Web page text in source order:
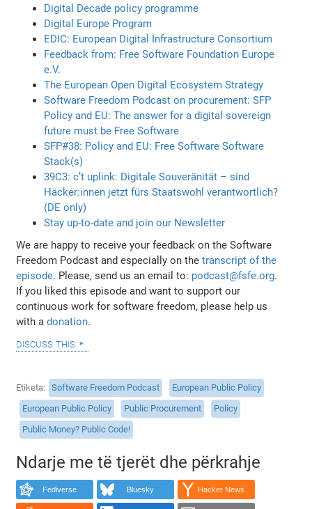
Digital Decade policy programme
Digital Europe Program
EDIC: European Digital Infrastructure Consortium
Feedback from: Free Software Foundation Europe
e.V.
The European Open Digital Ecosystem Strategy
Software Freedom Podcast on procurement: SFP
Policy and EU: The answer for a digital sovereign
future must be Free Software
SFP#38: Policy and EU: Free Software Software
Stack(s)
39C3: c’t uplink: Digitale Souveränität – sind
Häcker:innen jetzt fürs Staatswohl verantwortlich?
(DE only)
Stay up-to-date and join our Newsletter
We are happy to receive your feedback on the Software
Freedom Podcast and especially on thetranscript of the
episode. Please, send us an email to: podcast@fsfe.org.
If you liked this episode and want to support our
continuous work for software freedom, please help us
with adonation.
discuss this
Etiketa Software Freedom Podcast
European Public Policy
European Public Policy
Public Procurement
Policy
Public Money? Public Code!
Ndarje me të tjerët dhe përkrahje
Fediverse Bluesky Hacker News